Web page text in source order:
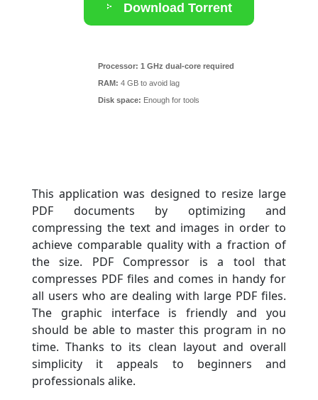
Download Torrent
Processor: 1 GHz dual-core required
RAM: 4 GB to avoid lag
Disk space: Enough for tools
This application was designed to resize large
PDF documents by optimizing and
compressing the text and images in order to
achieve comparable quality with a fraction of
the size. PDF Compressor is a tool that
compresses PDF files and comes in handy for
all users who are dealing with large PDF files.
The graphic interface is friendly and you
should be able to master this program in no
time. Thanks to its clean layout and overall
simplicity it appeals to beginners and
professionals alike.